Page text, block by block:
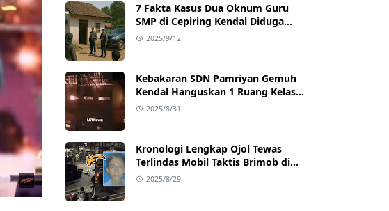
7 Fakta Kasus Dua Oknum Guru
SMP di Cepiring Kendal Diduga
Berselingkuh: Kronologi,
2025/9/12
Kebakaran SDN Pamriyan Gemuh
Kendal Hanguskan 1 Ruang Kelas
dan Toilet
2025/8/31
Kronologi Lengkap Ojol Tewas
Terlindas Mobil Taktis Brimob di
Pejompongan, Ternyata Sedang
2025/8/29